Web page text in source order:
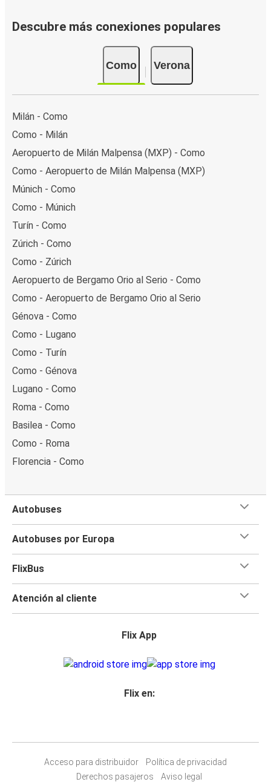
Descubre más conexiones populares
Como Verona
Milán - Como
Como - Milán
Aeropuerto de Milán Malpensa (MXP) - Como
Como - Aeropuerto de Milán Malpensa (MXP)
Múnich - Como
Como - Múnich
Turín - Como
Zúrich - Como
Como - Zúrich
Aeropuerto de Bergamo Orio al Serio - Como
Como - Aeropuerto de Bergamo Orio al Serio
Génova - Como
Como - Lugano
Como - Turín
Como - Génova
Lugano - Como
Roma - Como
Basilea - Como
Como - Roma
Florencia - Como
Autobuses
Autobuses por Europa
FlixBus
Atención al cliente
Flix App
Flix en:
Acceso para distribuidor
Política de privacidad
Derechos pasajeros
Aviso legal